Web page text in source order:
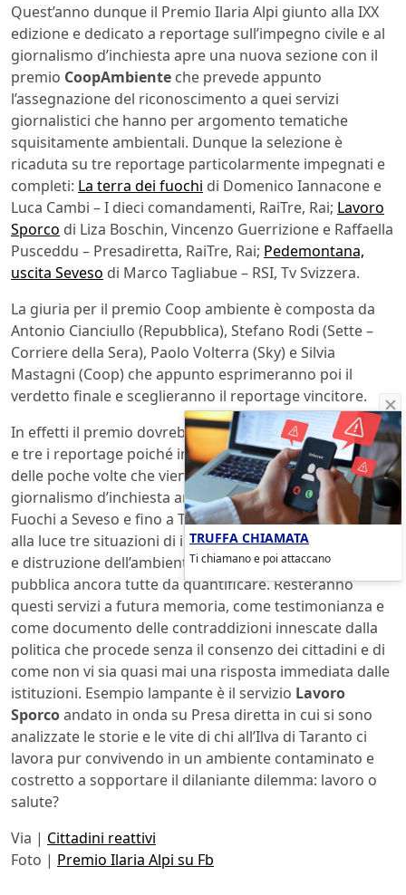
Quest’anno dunque il Premio Ilaria Alpi giunto alla IXX
edizione e dedicato a reportage sull’impegno civile e al
giornalismo d’inchiesta apre una nuova sezione con il
premio CoopAmbiente che prevede appunto
l’assegnazione del riconoscimento a quei servizi
giornalistici che hanno per argomento tematiche
squisitamente ambientali. Dunque la selezione è
ricaduta su tre reportage particolarmente impegnati e
completi: La terra dei fuochi di Domenico Iannacone e
Luca Cambi – I dieci comandamenti, RaiTre, Rai; Lavoro
Sporco di Liza Boschin, Vincenzo Guerrizione e Raffaella
Pusceddu – Presadiretta, RaiTre, Rai; Pedemontana,
uscita Seveso di Marco Tagliabue – RSI, Tv Svizzera.
La giuria per il premio Coop ambiente è composta da
Antonio Cianciullo (Repubblica), Stefano Rodi (Sette –
Corriere della Sera), Paolo Volterra (Sky) e Silvia
Mastagni (Coop) che appunto esprimeranno poi il
verdetto finale e sceglieranno il reportage vincitore.
In effetti il premio dovrebbe essere dato ex equo a tutti
e tre i reportage poiché in Italia è probabilmente una
delle poche volte che viene riconosciuta l’esistenza del
giornalismo d’inchiesta ambientale. Dalla Terra dei
Fuochi a Seveso e fino a Taranto le tre inchieste portano
alla luce tre situazioni di inquinamento, contaminazione
e distruzione dell’ambiente con ricadute sulla salute
pubblica ancora tutte da quantificare. Resteranno
questi servizi a futura memoria, come testimonianza e
come documento delle contraddizioni innescate dalla
politica che procede senza il consenzo dei cittadini e di
come non vi sia quasi mai una risposta immediata dalle
istituzioni. Esempio lampante è il servizio Lavoro
Sporcoandato in onda su Presa diretta in cui si sono
analizzate le storie e le vite di chi all’Ilva di Taranto ci
lavora pur convivendo in un ambiente contaminato e
costretto a sopportare il dilaniante dilemma: lavoro o
salute?
Via | Cittadini reattivi
Foto | Premio Ilaria Alpi su Fb
TRUFFA CHIAMATA
Ti chiamano e poi attaccano